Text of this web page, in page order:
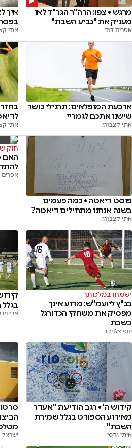
מרגש • צפו: הרה"ר הגר"ד לאו
מעניק את "גביע השבת"
אפרים דוד
איך
אתי
ארבעת המופלאים: תרגילי כושר
שישנו אתכם לגמריי
אתי קצבורג אתי
פוסט דיאטה • כמה פעמים
בשנה אנחנו מתחילים דיאטה?
אתי קצבורג
חוק
האם
אפרים
ישמחו במלכותך
בג"ץ ליועמ"ש: מדוע אינך
מפסיק את משחקי הכדורגל
בשבת
יוסי צלניקר
ארי
קידוש ה' • רגב הודיעה: "אעדר
מאירוע הספורט בגלל שמירת
השבת"
איתי גדסי ישראל